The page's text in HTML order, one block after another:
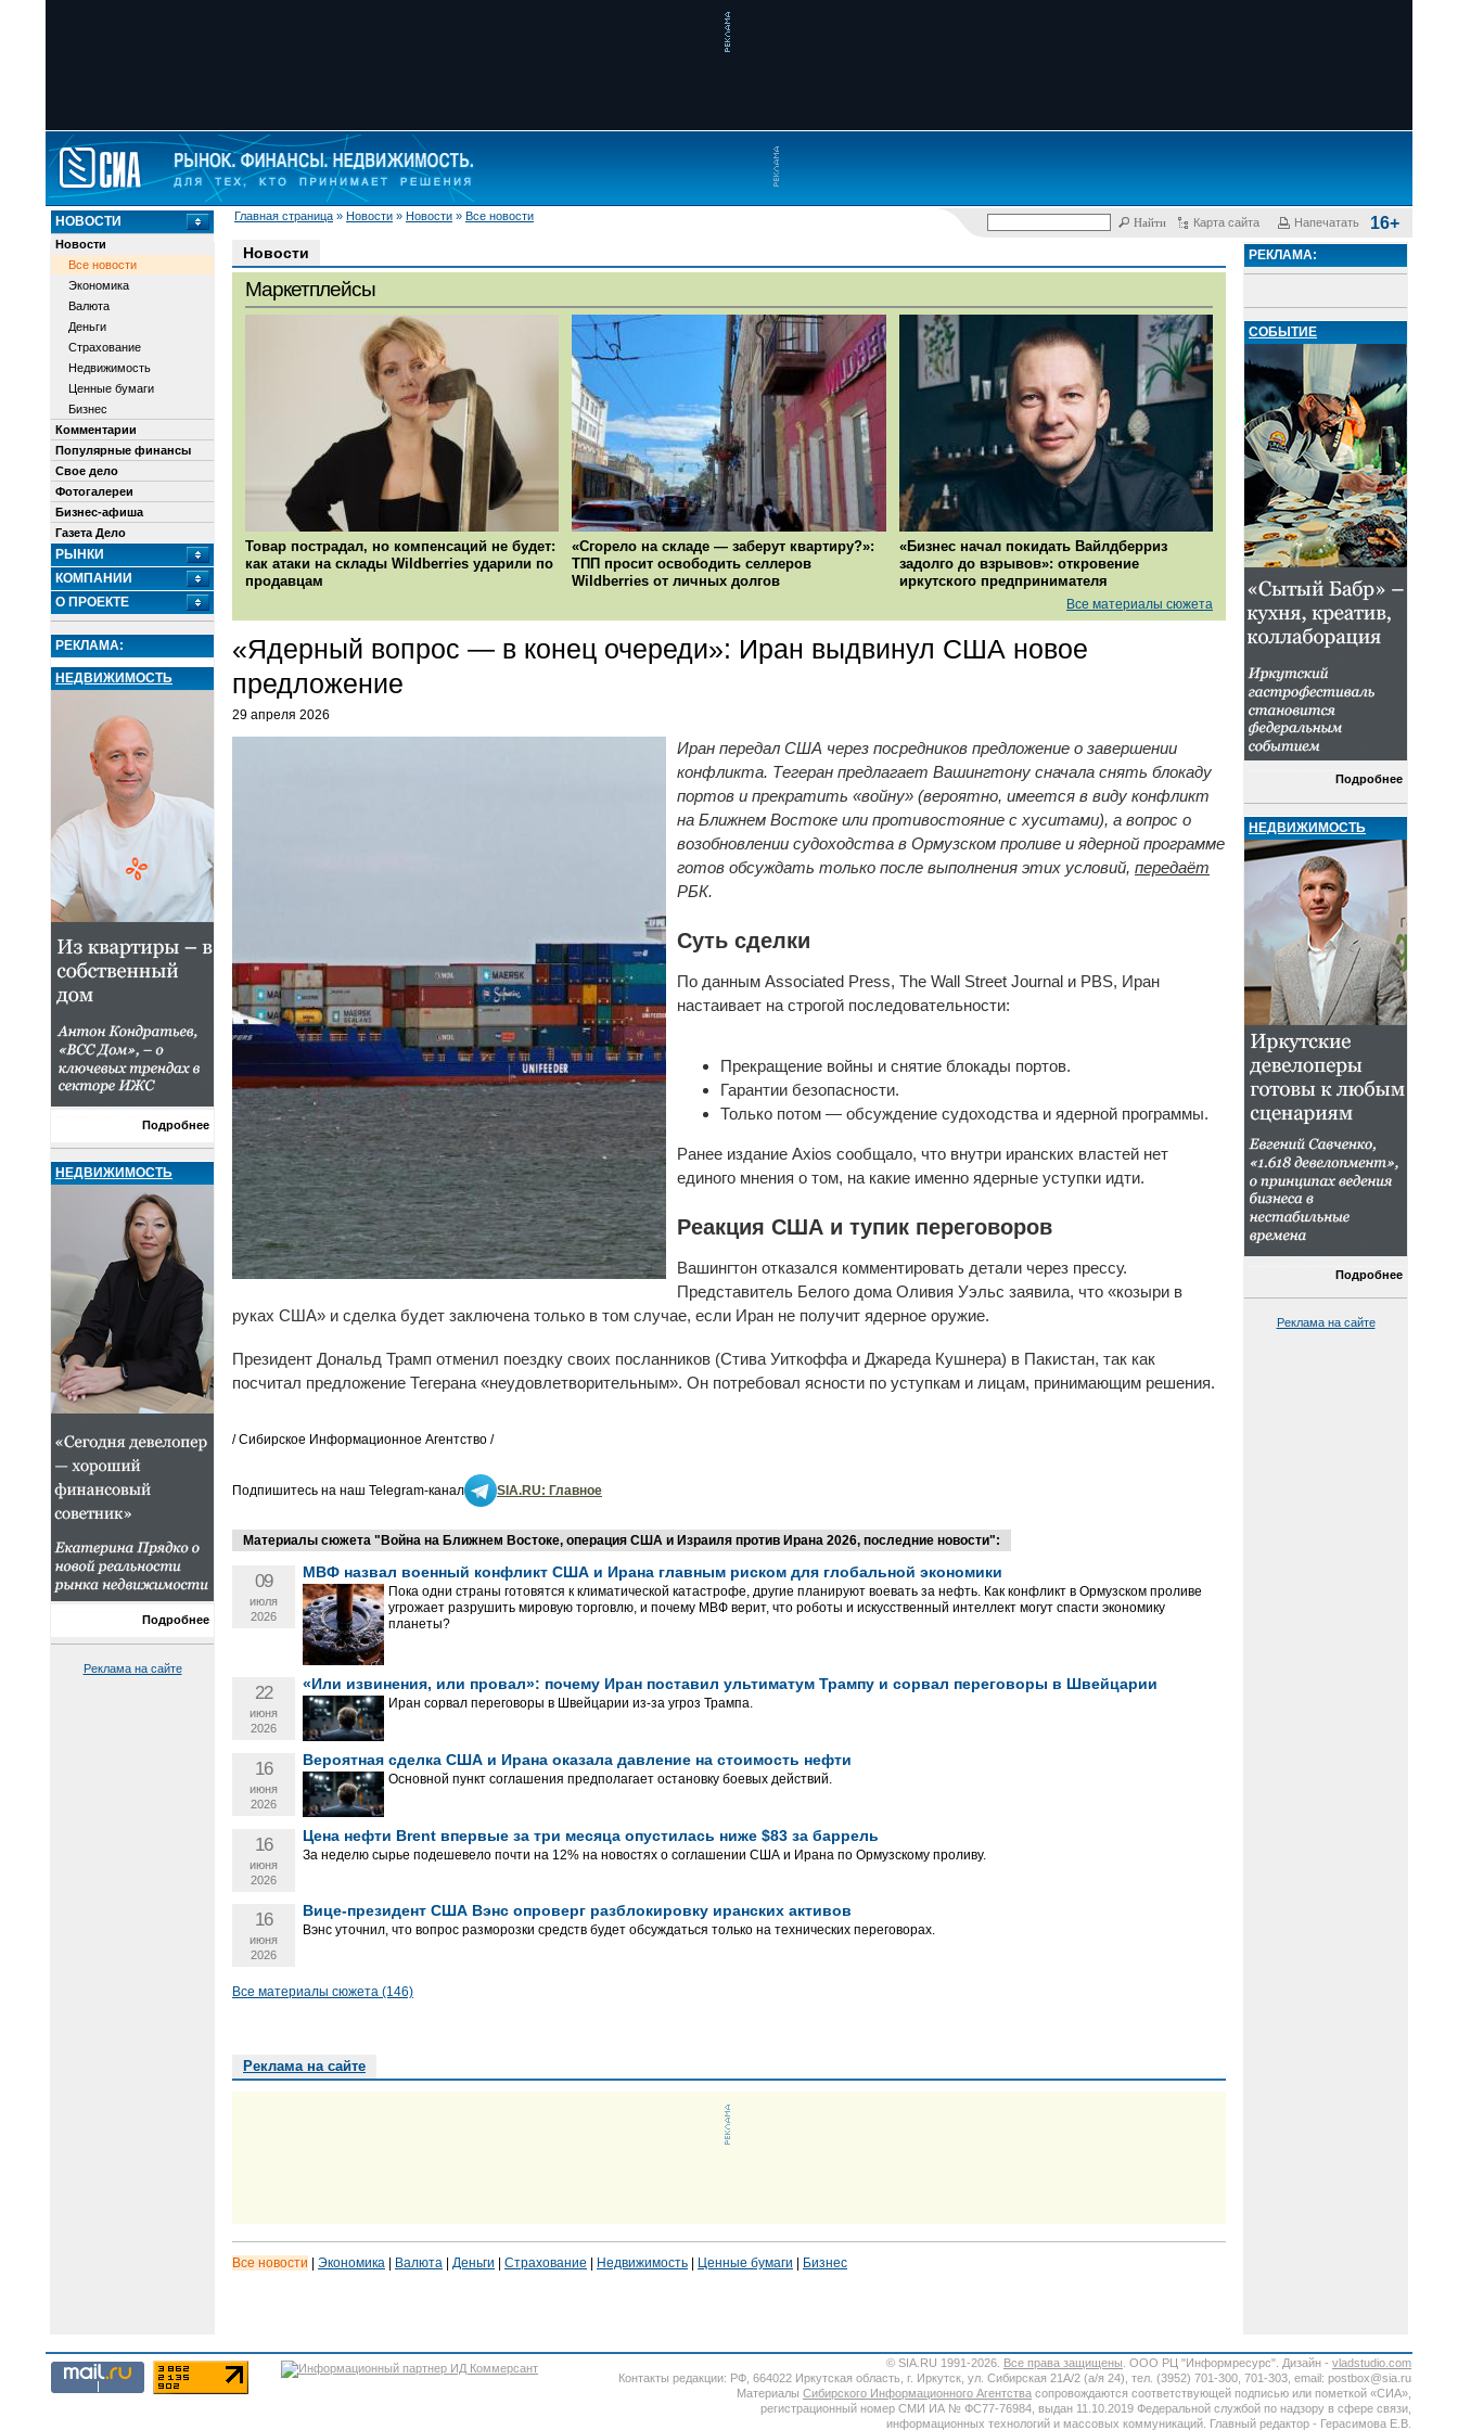
Главная страница » Новости » Новости » Все новости
Карта сайта Напечатать 16+
НОВОСТИ
Новости
Все новости
Экономика
Валюта
Деньги
Страхование
Недвижимость
Ценные бумаги
Бизнес
Комментарии
Популярные финансы
Свое дело
Фотогалереи
Бизнес-афиша
Газета Дело
РЫНКИ
КОМПАНИИ
О ПРОЕКТЕ
РЕКЛАМА:
НЕДВИЖИМОСТЬ
Подробнее
НЕДВИЖИМОСТЬ
Подробнее
Реклама на сайте
Новости
Маркетплейсы
Товар пострадал, но компенсаций не будет:
как атаки на склады Wildberries ударили по
продавцам
«Сгорело на складе — заберут квартиру?»:
ТПП просит освободить селлеров
Wildberries от личных долгов
«Бизнес начал покидать Вайлдберриз
задолго до взрывов»: откровение
иркутского предпринимателя
Все материалы сюжета
«Ядерный вопрос — в конец очереди»: Иран выдвинул США новое
предложение
29 апреля 2026
Иран передал США через посредников предложение о завершении
конфликта. Тегеран предлагает Вашингтону сначала снять блокаду
портов и прекратить «войну» (вероятно, имеется в виду конфликт
на Ближнем Востоке или противостояние с хуситами), а вопрос о
возобновлении судоходства в Ормузском проливе и ядерной программе
готов обсуждать только после выполнения этих условий, передаёт
РБК.
Суть сделки
По данным Associated Press, The Wall Street Journal и PBS, Иран
настаивает на строгой последовательности:
Прекращение войны и снятие блокады портов.
Гарантии безопасности.
Только потом — обсуждение судоходства и ядерной программы.
Ранее издание Axios сообщало, что внутри иранских властей нет
единого мнения о том, на какие именно ядерные уступки идти.
Реакция США и тупик переговоров
Вашингтон отказался комментировать детали через прессу.
Представитель Белого дома Оливия Уэльс заявила, что «козыри в
руках США» и сделка будет заключена только в том случае, если Иран не получит ядерное оружие.
Президент Дональд Трамп отменил поездку своих посланников (Стива Уиткоффа и Джареда Кушнера) в Пакистан, так как
посчитал предложение Тегерана «неудовлетворительным». Он потребовал ясности по уступкам и лицам, принимающим решения.
/ Сибирское Информационное Агентство /
Подпишитесь на наш Telegram-канал SIA.RU: Главное
Материалы сюжета "Война на Ближнем Востоке, операция США и Израиля против Ирана 2026, последние новости":
09
июля
2026
МВФ назвал военный конфликт США и Ирана главным риском для глобальной экономики
Пока одни страны готовятся к климатической катастрофе, другие планируют воевать за нефть. Как конфликт в Ормузском проливе
угрожает разрушить мировую торговлю, и почему МВФ верит, что роботы и искусственный интеллект могут спасти экономику
планеты?
22
июня
2026
«Или извинения, или провал»: почему Иран поставил ультиматум Трампу и сорвал переговоры в Швейцарии
Иран сорвал переговоры в Швейцарии из-за угроз Трампа.
16
июня
2026
Вероятная сделка США и Ирана оказала давление на стоимость нефти
Основной пункт соглашения предполагает остановку боевых действий.
16
июня
2026
Цена нефти Brent впервые за три месяца опустилась ниже $83 за баррель
За неделю сырье подешевело почти на 12% на новостях о соглашении США и Ирана по Ормузскому проливу.
16
июня
2026
Вице-президент США Вэнс опроверг разблокировку иранских активов
Вэнс уточнил, что вопрос разморозки средств будет обсуждаться только на технических переговорах.
Все материалы сюжета (146)
Реклама на сайте
Все новости Экономика Валюта Деньги Страхование Недвижимость Ценные бумаги Бизнес
РЕКЛАМА:
СОБЫТИЕ
Подробнее
НЕДВИЖИМОСТЬ
Подробнее
Реклама на сайте
© SIA.RU 1991-2026. Все права защищены . ООО РЦ "Информресурс". Дизайн - vladstudio.com
Контакты редакции: РФ, 664022 Иркутская область, г. Иркутск, ул. Сибирская 21А/2 (а/я 24), тел. (3952) 701-300, 701-303, email: postbox@sia.ru
Материалы Сибирского Информационного Агентства сопровождаются соответствующей подписью или пометкой «СИА»,
регистрационный номер СМИ ИА № ФС77-76984, выдан 11.10.2019 Федеральной службой по надзору в сфере связи,
информационных технологий и массовых коммуникаций. Главный редактор - Герасимова Е.В.